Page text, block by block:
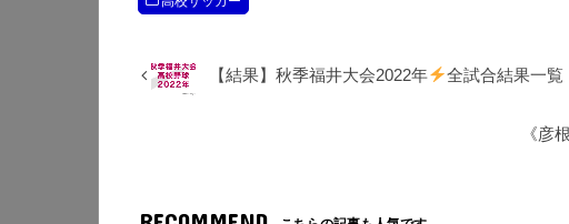
【結果】秋季福井大会2022年 全試合結果一覧
《彦